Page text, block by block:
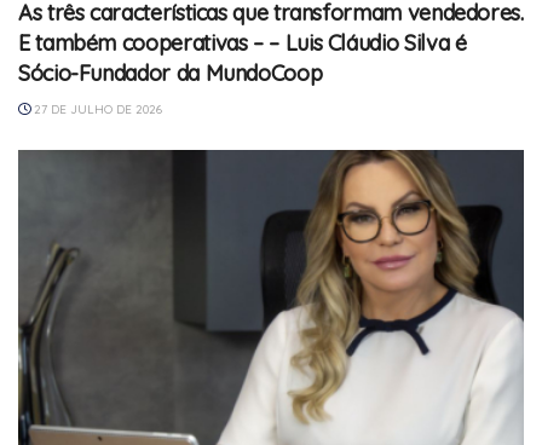
As três características que transformam vendedores.
E também cooperativas – – Luis Cláudio Silva é
Sócio-Fundador da MundoCoop
27 DE JULHO DE 2026